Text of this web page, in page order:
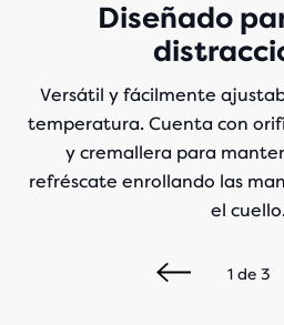
Diseñado
Versátil y fácilmente
temperatura. Cuenta con
y cremallera para
refréscate enrollando las
el
1de 3